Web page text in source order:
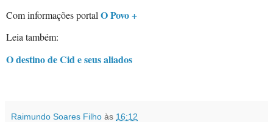
Com informações portalO Povo +
Leia também:
O destino de Cid e seus aliados
Raimundo Soares Filho às 16:12